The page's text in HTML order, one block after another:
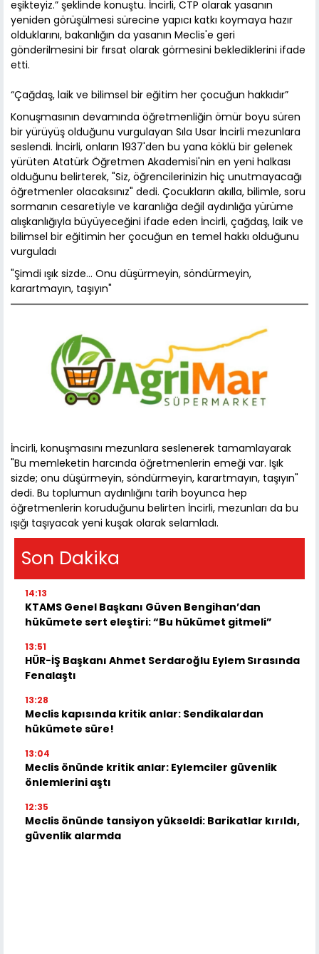
eşikteyiz.” şeklinde konuştu. İncirli, CTP olarak yasanın
yeniden görüşülmesi sürecine yapıcı katkı koymaya hazır
olduklarını, bakanlığın da yasanın Meclis'e geri
gönderilmesini bir fırsat olarak görmesini beklediklerini ifade
etti.
“Çağdaş, laik ve bilimsel bir eğitim her çocuğun hakkıdır”
Konuşmasının devamında öğretmenliğin ömür boyu süren
bir yürüyüş olduğunu vurgulayan Sıla Usar İncirli mezunlara
seslendi. İncirli, onların 1937'den bu yana köklü bir gelenek
yürüten Atatürk Öğretmen Akademisi'nin en yeni halkası
olduğunu belirterek, "Siz, öğrencilerinizin hiç unutmayacağı
öğretmenler olacaksınız" dedi. Çocukların akılla, bilimle, soru
sormanın cesaretiyle ve karanlığa değil aydınlığa yürüme
alışkanlığıyla büyüyeceğini ifade eden İncirli, çağdaş, laik ve
bilimsel bir eğitimin her çocuğun en temel hakkı olduğunu
vurguladı
"Şimdi ışık sizde… Onu düşürmeyin, söndürmeyin,
karartmayın, taşıyın"
İncirli, konuşmasını mezunlara seslenerek tamamlayarak
"Bu memleketin harcında öğretmenlerin emeği var. Işık
sizde; onu düşürmeyin, söndürmeyin, karartmayın, taşıyın"
dedi. Bu toplumun aydınlığını tarih boyunca hep
öğretmenlerin koruduğunu belirten İncirli, mezunları da bu
ışığı taşıyacak yeni kuşak olarak selamladı.
Son Dakika
14:13
KTAMS Genel Başkanı Güven Bengihan’dan
hükümete sert eleştiri: “Bu hükümet gitmeli”
13:51
HÜR-İŞ Başkanı Ahmet Serdaroğlu Eylem Sırasında
Fenalaştı
13:28
Meclis kapısında kritik anlar: Sendikalardan
hükümete süre!
13:04
Meclis önünde kritik anlar: Eylemciler güvenlik
önlemlerini aştı
12:35
Meclis önünde tansiyon yükseldi: Barikatlar kırıldı,
güvenlik alarmda